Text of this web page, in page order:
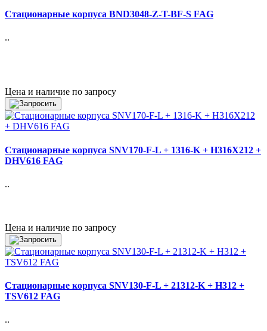
Стационарные корпуса BND3048-Z-T-BF-S FAG
..
Цена и наличие по запросу
Стационарные корпуса SNV170-F-L + 1316-K + H316X212 +
DHV616 FAG
..
Цена и наличие по запросу
Стационарные корпуса SNV130-F-L + 21312-K + H312 +
TSV612 FAG
..